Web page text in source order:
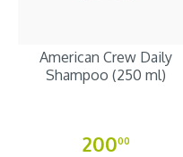
American Crew Daily
Shampoo (250 ml)
20000